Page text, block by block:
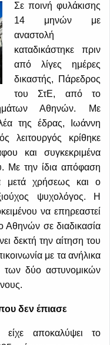
Σε ποινή φυλάκισης
14 μηνών με
αναστολή
καταδικάστηκε πριν
από λίγες ημέρες
δικαστής, Πάρεδρος
του ΣτΕ, από το
Αθηνών. Με
της έδρας, Ιωάννη
λειτουργός κρίθηκε
και συγκεκριμένα
Με την ίδια απόφαση
μετά χρήσεως και ο
ψυχολόγος. Η
να επηρεαστεί
Αθηνών σε διαδικασία
δεκτή την αίτηση του
με τα ανήλικα
των δύο αστυνομικών
δεν έπιασε
αποκαλύψει το